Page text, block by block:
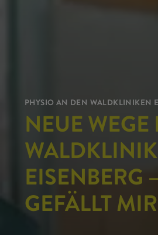
PHYSIO AN DEN WALDKLINIKEN
NEUE WEGE
EISENBERG
GEFÄLLT MIR